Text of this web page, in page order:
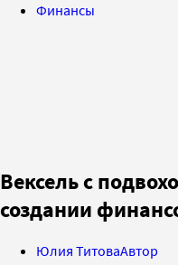
Финансы
Вексель с
создании
Юлия ТитоваАвтор